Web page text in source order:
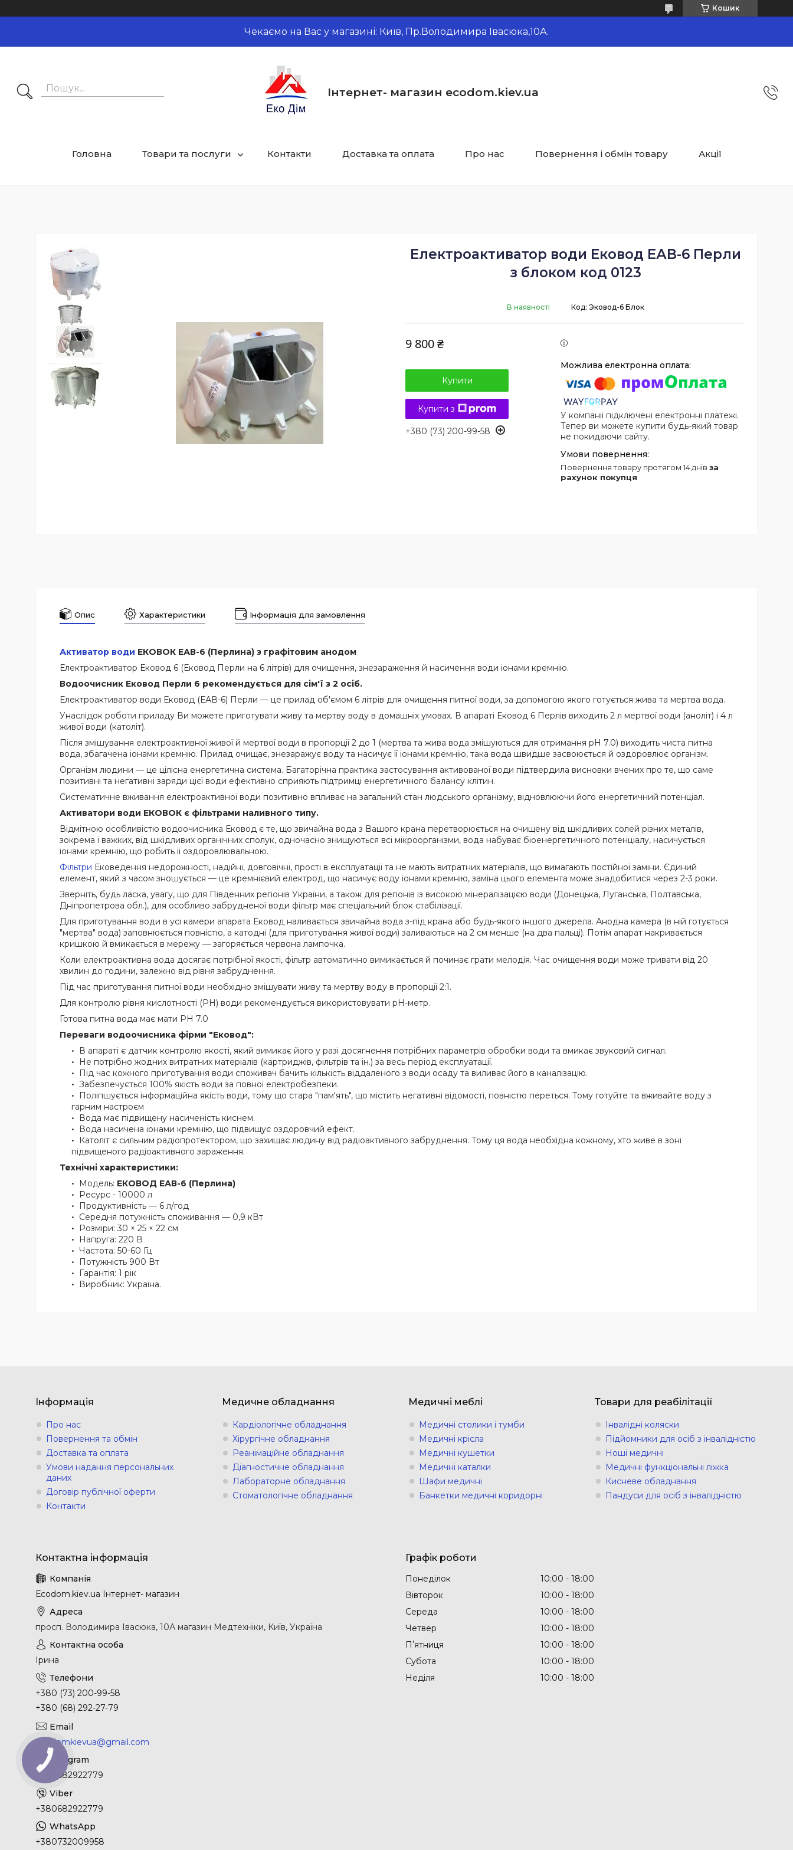
Кошик
Чекаємо на Вас у магазині: Київ, Пр.Володимира Івасюка,10А.
Інтернет- магазин ecodom.kiev.ua
Головна Товари та послуги Контакти Доставка та оплата Про нас Повернення і обмін товару Акції
Електроактиватор води Ековод ЕАВ-6 Перли
з блоком код 0123
В наявності Код: Эковод-6 Блок
9 800 ₴
Купити
Купити з
+380 (73) 200-99-58
У компанії підключені електронні платежі.
Тепер ви можете купити будь-який товар
не покидаючи сайту.
повернення товару протягом 14 днів за
рахунок покупця
Опис Характеристики Інформація для замовлення
Активатор води ЕКОВОК ЕАВ-6 (Перлина) з графітовим анодом
Електроактиватор Ековод 6 (Ековод Перли на 6 літрів) для очищення, знезараження й насичення води іонами кремнію.
Водоочисник Ековод Перли 6 рекомендується для сім'ї з 2 осіб.
Електроактиватор води Ековод (ЕАВ-6) Перли — це прилад об'ємом 6 літрів для очищення питної води, за допомогою якого готується жива та мертва вода.
Унаслідок роботи приладу Ви можете приготувати живу та мертву воду в домашніх умовах. В апараті Ековод 6 Перлів виходить 2 л мертвої води (аноліт) і 4 л
живої води (католіт).
Після змішування електроактивної живої й мертвої води в пропорції 2 до 1 (мертва та жива вода змішуються для отримання pH 7.0) виходить чиста питна
вода, збагачена іонами кремнію. Прилад очищає, знезаражує воду та насичує її іонами кремнію, така вода швидше засвоюється й оздоровлює організм.
Організм людини — це цілісна енергетична система. Багаторічна практика застосування активованої води підтвердила висновки вчених про те, що саме
позитивні та негативні заряди цієї води ефективно сприяють підтримці енергетичного балансу клітин.
Систематичне вживання електроактивної води позитивно впливає на загальний стан людського організму, відновлюючи його енергетичний потенціал.
Активатори води ЕКОВОК є фільтрами наливного типу.
Відмітною особливістю водоочисника Ековод є те, що звичайна вода з Вашого крана перетворюється на очищену від шкідливих солей різних металів,
зокрема і важких, від шкідливих органічних сполук, одночасно знищуються всі мікроорганізми, вода набуває біоенергетичного потенціалу, насичується
іонами кремнію, що робить її оздоровлювальною.
Фільтри Ековедення недорожності, надійні, довговічні, прості в експлуатації та не мають витратних матеріалів, що вимагають постійної заміни. Єдиний
елемент, який з часом зношується — це кремнієвий електрод, що насичує воду іонами кремнію, заміна цього елемента може знадобитися через 2-3 роки.
Зверніть, будь ласка, увагу, що для Південних регіонів України, а також для регіонів із високою мінералізацією води (Донецька, Луганська, Полтавська,
Дніпропетрова обл.), для особливо забрудненої води фільтр має спеціальний блок стабілізації.
Для приготування води в усі камери апарата Ековод наливається звичайна вода з-під крана або будь-якого іншого джерела. Анодна камера (в ній готується
"мертва" вода) заповнюється повністю, а катодні (для приготування живої води) заливаються на 2 см менше (на два пальці). Потім апарат накривається
кришкою й вмикається в мережу — загоряється червона лампочка.
Коли електроактивна вода досягає потрібної якості, фільтр автоматично вимикається й починає грати мелодія. Час очищення води може тривати від 20
хвилин до години, залежно від рівня забруднення.
Під час приготування питної води необхідно змішувати живу та мертву воду в пропорції 2:1.
Для контролю рівня кислотності (РН) води рекомендується використовувати pH-метр.
Готова питна вода має мати РН 7.0
Переваги водоочисника фірми "Ековод":
В апараті є датчик контролю якості, який вимикає його у разі досягнення потрібних параметрів обробки води та вмикає звуковий сигнал.
Не потрібно жодних витратних матеріалів (картриджів, фільтрів та ін.) за весь період експлуатації.
Під час кожного приготування води споживач бачить кількість віддаленого з води осаду та виливає його в каналізацію.
Забезпечується 100% якість води за повної електробезпеки.
Поліпшується інформаційна якість води, тому що стара "пам'ять", що містить негативні відомості, повністю переться. Тому готуйте та вживайте воду з
гарним настроєм
Вода має підвищену насиченість киснем.
Вода насичена іонами кремнію, що підвищує оздоровчий ефект.
Католіт є сильним радіопротектором, що захищає людину від радіоактивного забруднення. Тому ця вода необхідна кожному, хто живе в зоні
підвищеного радіоактивного зараження.
Технічні характеристики:
Модель: ЕКОВОД ЕАВ-6 (Перлина)
Ресурс - 10000 л
Продуктивність — 6 л/год
Середня потужність споживання — 0,9 кВт
Розміри: 30 × 25 × 22 см
Напруга: 220 В
Частота: 50-60 Гц
Потужність 900 Вт
Гарантія: 1 рік
Виробник: Україна.
Інформація
Про нас
Повернення та обмін
Доставка та оплата
Умови надання персональних
даних
Договір публічної оферти
Контакти
Медичне обладнання
Кардіологічне обладнання
Хірургічне обладнання
Реанімаційне обладнання
Діагностичне обладнання
Лабораторне обладнання
Стоматологічне обладнання
Медичні меблі
Медичні столики і тумби
Медичні крісла
Медичні кушетки
Медичні каталки
Шафи медичні
Банкетки медичні коридорні
Товари для реабілітації
Інвалідні коляски
Підйомники для осіб з інвалідністю
Ноші медичні
Медичні функціональні ліжка
Кисневе обладнання
Пандуси для осіб з інвалідністю
Еcodom.kiev.ua Інтернет- магазин
просп. Володимира Івасюка, 10А магазин Медтехніки, Київ, Україна
Ірина
+380 (73) 200-99-58
+380 (68) 292-27-79
ecodomkievua@gmail.com
+380682922779
+380682922779
+380732009958
Графік роботи
Понеділок 10:00
18:00
Вівторок
10:00
18:00
Середа
10:00
18:00
Четвер
10:00
18:00
Пʼятниця
10:00
18:00
Субота
10:00
18:00
Неділя
10:00 18:00